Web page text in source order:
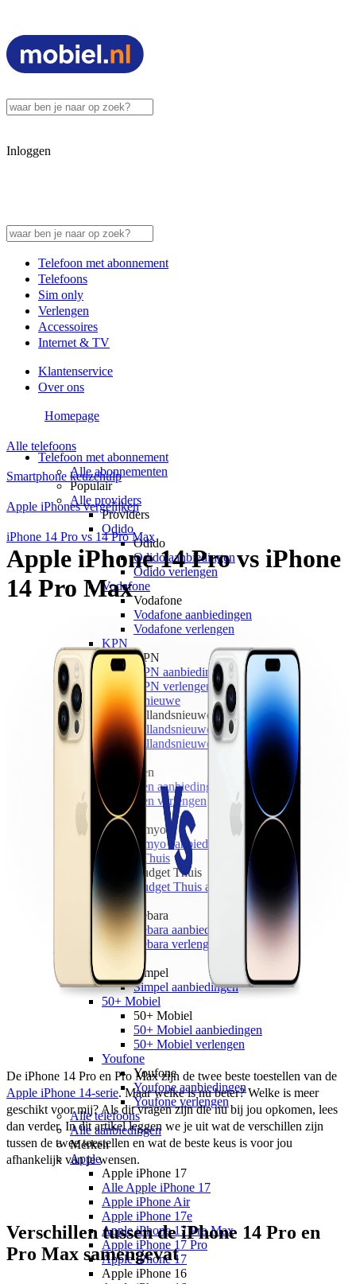
Inloggen
Telefoon met abonnement
Telefoons
Sim only
Verlengen
Accessoires
Internet & TV
Klantenservice
Over ons
Telefoon met abonnement
Alle abonnementen
Populair
Alle providers
Providers
Odido
Odido
Odido aanbiedingen
Odido verlengen
Vodafone
Vodafone
Vodafone aanbiedingen
Vodafone verlengen
KPN
KPN
KPN aanbiedingen
KPN verlengen
hollandsnieuwe
hollandsnieuwe
hollandsnieuwe aanbiedingen
hollandsnieuwe verlengen
Ben
Ben
Ben aanbiedingen
Ben verlengen
Simyo
Simyo
Simyo aanbiedingen
Budget Thuis
Budget Thuis
Budget Thuis aanbiedingen
Lebara
Lebara
Lebara aanbiedingen
Lebara verlengen
Simpel
Simpel aanbiedingen
50+ Mobiel
50+ Mobiel
50+ Mobiel aanbiedingen
50+ Mobiel verlengen
Youfone
Youfone
Youfone aanbiedingen
Youfone verlengen
Alle telefoons
Alle aanbiedingen
Merken
Apple
Apple iPhone 17
Alle Apple iPhone 17
Apple iPhone Air
Apple iPhone 17e
Apple iPhone 17 Pro Max
Apple iPhone 17 Pro
Apple iPhone 17
Apple iPhone 16
Homepage
Alle telefoons
Smartphone keuzehulp
Apple iPhones vergelijken
iPhone 14 Pro vs 14 Pro Max
Apple iPhone 14 Pro vs iPhone
14 Pro Max
Apple iPhone 14-serie. Maar welke is nu beter? Welke is meer
geschikt voor mij? Als dit vragen zijn die nu bij jou opkomen, lees
dan verder. In dit artikel leggen we je uit wat de verschillen zijn
tussen de twee toestellen en wat de beste keus is voor jou
afhankelijk van je wensen.
Verschillen tussen de iPhone 14 Pro en
Pro Max samengevat